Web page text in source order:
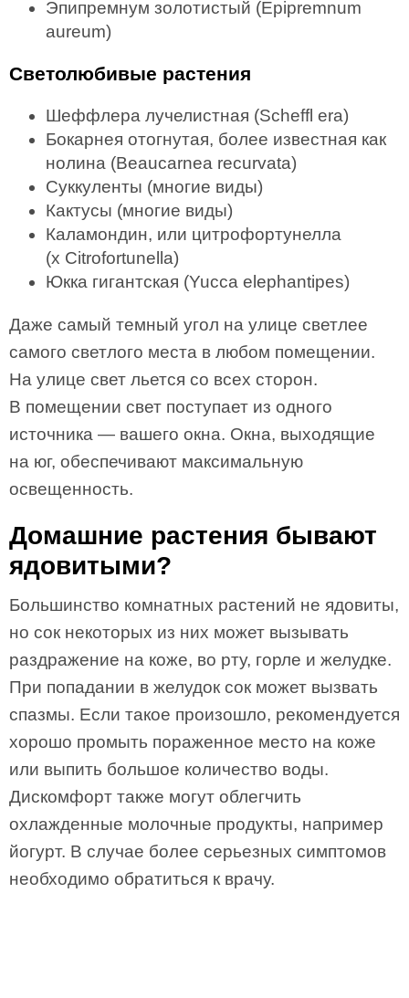
Эпипремнум золотистый (Epipremnum
aureum)
Светолюбивые растения
Шеффлера лучелистная (Scheffl era)
Бокарнея отогнутая, более известная как
нолина (Beaucarnea recurvata)
Суккуленты (многие виды)
Кактусы (многие виды)
Каламондин, или цитрофортунелла
(х Citrofortunella)
Юкка гигантская (Yucca elephantipes)
Даже самый темный угол на улице светлее
самого светлого места в любом помещении.
На улице свет льется со всех сторон.
В помещении свет поступает из одного
источника — вашего окна. Окна, выходящие
на юг, обеспечивают максимальную
освещенность.
Домашние растения бывают
ядовитыми?
Большинство комнатных растений не ядовиты,
но сок некоторых из них может вызывать
раздражение на коже, во рту, горле и желудке.
При попадании в желудок сок может вызвать
спазмы. Если такое произошло, рекомендуется
хорошо промыть пораженное место на коже
или выпить большое количество воды.
Дискомфорт также могут облегчить
охлажденные молочные продукты, например
йогурт. В случае более серьезных симптомов
необходимо обратиться к врачу.